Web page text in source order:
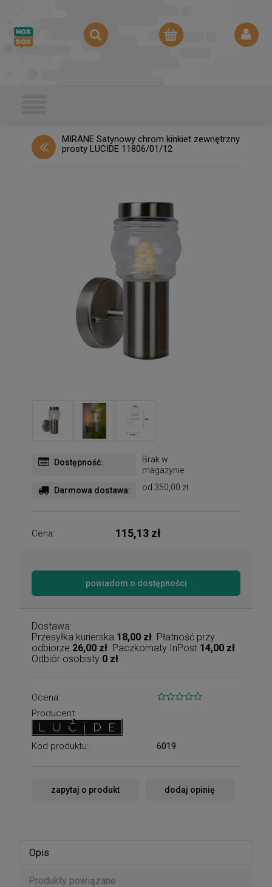
MIRANE Satynowy chrom kinkiet zewnętrzny
prosty LUCIDE 11806/01/12
Dostępność:
Brak w
magazynie
Darmowa dostawa: od 350,00 zł
Cena: 115,13 zł
powiadom o dostępności
Dostawa:
Przesyłka kurierska 18,00 zł . Płatność przy
odbiorze 26,00 zł . Paczkomaty InPost 14,00 zł
Odbiór osobisty 0 zł
Ocena:
Producent:
Kod produktu: 6019
zapytaj o produkt dodaj opinię
Opis
Produkty powiązane